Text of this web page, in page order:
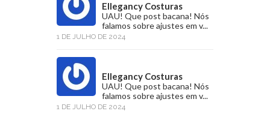
Ellegancy Costuras
UAU! Que post bacana! Nós
falamos sobre ajustes em v...
1 DE JULHO DE 2024
Ellegancy Costuras
UAU! Que post bacana! Nós
falamos sobre ajustes em v...
1 DE JULHO DE 2024